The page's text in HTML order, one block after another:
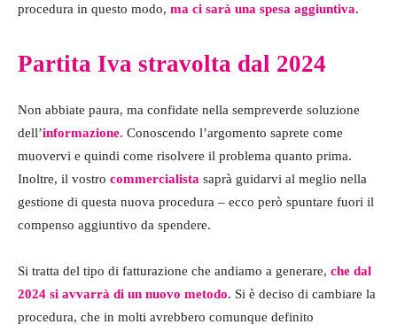
procedura in questo modo, ma ci sarà una spesa aggiuntiva.
Partita Iva stravolta dal 2024
Non abbiate paura, ma confidate nella sempreverde soluzione
dell’informazione. Conoscendo l’argomento saprete come
muovervi e quindi come risolvere il problema quanto prima.
Inoltre, il vostro commercialista saprà guidarvi al meglio nella
gestione di questa nuova procedura – ecco però spuntare fuori il
compenso aggiuntivo da spendere.
Si tratta del tipo di fatturazione che andiamo a generare, che dal
2024 si avvarrà di un nuovo metodo. Si è deciso di cambiare la
procedura, che in molti avrebbero comunque definito